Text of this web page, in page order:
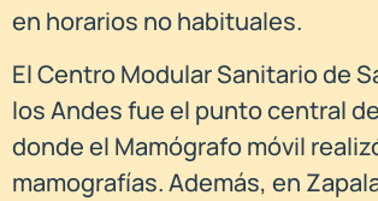
en horarios no habituales.
El Centro Modular Sanitario de
los Andes fue el punto central
donde el Mamógrafo móvil
mamografías. Además, en